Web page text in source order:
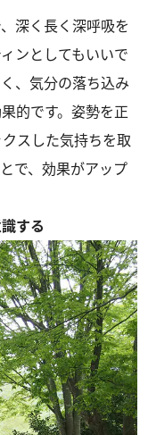
深く長く深呼吸を
ンとしてもいいで
、気分の落ち込み
的です。姿勢を正
スした気持ちを取
で、効果がアップ
する